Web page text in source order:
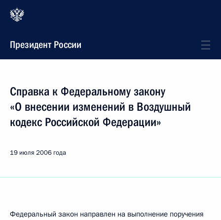
Президент России
Справка к Федеральному закону
«О внесении изменений в Воздушный
кодекс Российской Федерации»
19 июля 2006 года
Федеральный закон направлен на выполнение поручения